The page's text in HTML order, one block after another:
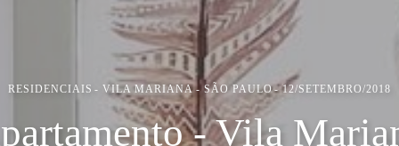
RESIDENCIAIS VILA MARIANA - SÃO PAULO 12/SETEMBRO/2018
- Vila